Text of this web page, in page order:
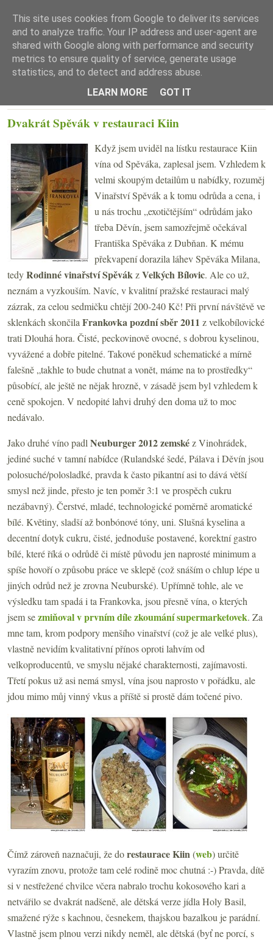
☰ Menu
Dvakrát Spěvák v restauraci Kiin
Když jsem uviděl na lístku restaurace Kiin
vína od Spěváka, zaplesal jsem. Vzhledem k
velmi skoupým detailům u nabídky, rozuměj
Vinařství Spěvák a k tomu odrůda a cena, i
u nás trochu „exotičtějším“ odrůdám jako
třeba Děvín, jsem samozřejmě očekával
Františka Spěváka z Dubňan. K mému
překvapení dorazila láhev Spěváka Milana,
tedyRodinné vinařství SpěvákzVelkých Bílovic. Ale co už,
neznám a vyzkouším. Navíc, v kvalitní pražské restauraci malý
zázrak, za celou sedmičku chtějí 200-240 Kč! Při první návštěvě ve
sklenkách skončila Frankovka pozdní sběr 2011 z velkobílovické
trati Dlouhá hora. Čisté, peckovinově ovocné, s dobrou kyselinou,
vyvážené a dobře pitelné. Takové poněkud schematické a mírně
falešně „takhle to bude chutnat a vonět, máme na to prostředky“
působící, ale ještě ne nějak hrozně, v zásadě jsem byl vzhledem k
ceně spokojen. V nedopité lahvi druhý den doma už to moc
nedávalo.
Jako druhé víno padl Neuburger 2012 zemskéz Vinohrádek,
jediné suché v tamní nabídce (Rulandské šedé, Pálava i Děvín jsou
polosuché/polosladké, pravda k často pikantní asi to dává větší
smysl než jinde, přesto je ten poměr 3:1 ve prospěch cukru
nezábavný). Čerstvé, mladé, technologické poměrně aromatické
bílé. Květiny, sladší až bonbónové tóny, uni. Slušná kyselina a
decentní dotyk cukru, čisté, jednoduše postavené, korektní gastro
bílé, které říká o odrůdě či místě původu jen naprosté minimum a
spíše hovoří o způsobu práce ve sklepě (což snáším o chlup lépe u
jiných odrůd než je zrovna Neuburské). Upřímně tohle, ale ve
výsledku tam spadá i ta Frankovka, jsou přesně vína, o kterých
jsem sezmiňoval v prvním díle zkoumání supermarketovek. Za
mne tam, krom podpory menšího vinařství (což je ale velké plus),
vlastně nevidím kvalitativní přínos oproti lahvím od
velkoproducentů, ve smyslu nějaké charakternosti, zajímavosti.
Třetí pokus už asi nemá smysl, vína jsou naprosto v pořádku, ale
jdou mimo můj vinný vkus a příště si prostě dám točené pivo.
Čímž zároveň naznačuji, že dorestaurace Kiin(web) určitě
vyrazím znovu, protože tam celé rodině moc chutná :-) Pravda, dítě
si v nestřežené chvilce včera nabralo trochu kokosového kari a
netvářilo se dvakrát nadšeně, ale dětská verze jídla Holy Basil,
smažené rýže s kachnou, česnekem, thajskou bazalkou je parádní.
Vlastně jsem plnou verzi nikdy neměl, ale dětská (byť ne porcí, s
This site uses cookies from Google to deliver its services
and to analyze traffic. Your IP address and user-agent are
shared with Google along with performance and security
metrics to ensure quality of service, generate usage
statistics, and to detect and address abuse.
LEARN MORE
GOT IT